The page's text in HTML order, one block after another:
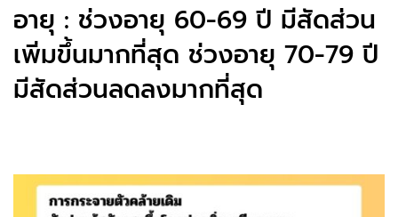
อายุ : ช่วงอายุ 60-69 ปี มีสัดส่วน
เพิ่มขึ้นมากที่สุด ช่วงอายุ 70-79 ปี
มีสัดส่วนลดลงมากที่สุด